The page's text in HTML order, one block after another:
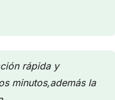
rápida y
minutos,además la